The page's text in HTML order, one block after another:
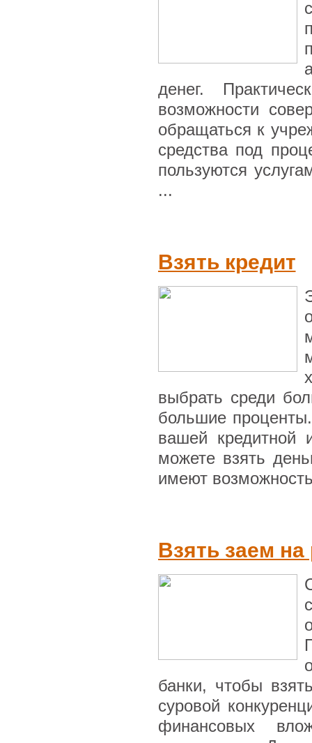
денег.
возможности
обращаться к
средства под
пользуются
...
Взять кредит
выбрать среди
большие
вашей кредитной
можете взять
имеют
Взять заем на
банки, чтобы
суровой
финансовых